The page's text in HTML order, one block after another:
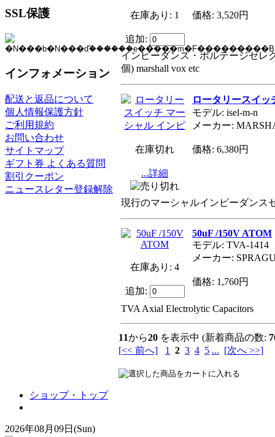
SSL保護
インフォメーション
配送と返品について
個人情報保護方針
ご利用規約
お問い合わせ
サイトマップ
ギフト券 よくある質問
割引クーポン
ニュースレター登録解除
在庫あり: 1
追加:
価格: 3,520円
インピーダンス・ボルテージセレ
個) marshall vox etc
在庫切れ
...詳細
ロータリースイッ
モデル: isel-m-n
メーカー:
価格: 6,380円
現行のマーシャルインピーダンス
在庫あり: 4
追加:
50uF /150V ATOM
モデル: TVA-1414
メーカー:
価格: 1,760円
TVA Axial Electrolytic Capacitors
11から20 を表示中 (新着商品の数:
[<< 前へ]
1 2 3 4 5 ... [次へ >>]
ショップ・トップ
2026年08月09日(Sun)